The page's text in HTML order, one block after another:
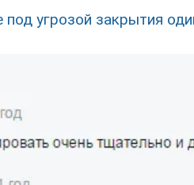
угрозой закрытия